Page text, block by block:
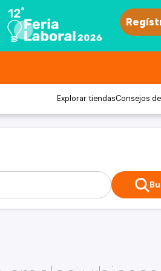
Explorar tiendasConsejos